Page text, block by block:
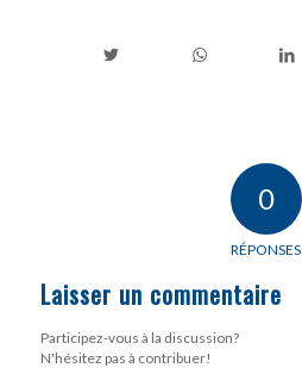
0
RÉPONSES
Laisser un commentaire
Participez-vous à la discussion?
N'hésitez pas à contribuer!